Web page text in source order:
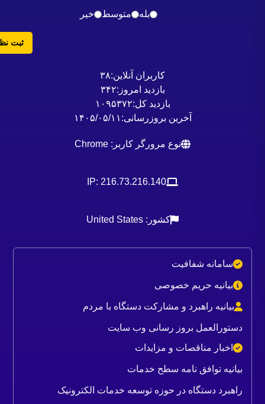
بله
متوسط خیر
ثبت نظر
کاربران آنلاین:۳۸
بازدید امروز: ۳۴۲
بازدید کل:۱۰۹۵۳۷۲
آخرین بروزرسانی:۱۴۰۵/۰۵/۱۱
نوع مرورگر کاربر: Chrome
IP: 216.73.216.140
کشور: United States
سامانه شفافیت
بیانیه حریم خصوصی
بیانیه راهبرد و مشارکت دستگاه با مردم
دستورالعمل بروز رسانی وب سایت
اخبار مناقصات و مزایدات
بیانیه توافق نامه سطح خدمات
راهبرد دستگاه در حوزه توسعه خدمات الکترونیک